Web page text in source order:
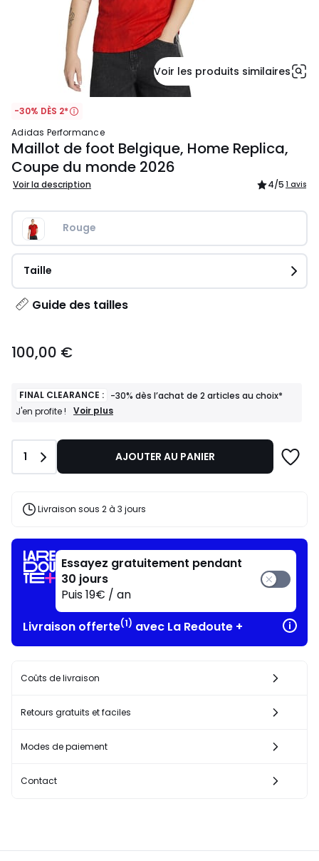
Voir les produits similaires
-30% DÈS 2*
adidas Performance
Maillot de foot Belgique, Home Replica,
Coupe du monde 2026
Voir la description 4/5 1 avis
Rouge
Taille
Guide des tailles
€.
100,00 €
FINAL CLEARANCE : -30% dès l’achat de 2 articles au choix*
J'en profite !
FINAL
articles
!
Voir plus
Quantité
1 AJOUTER AU PANIER
Livraison sous 2 à 3 jours
Essayez gratuitement pendant
30 jours
Puis 19€ / an
Livraison offerte(1) avec La Redoute +
Coûts de livraison
Retours gratuits et faciles
Modes de paiement
Contact